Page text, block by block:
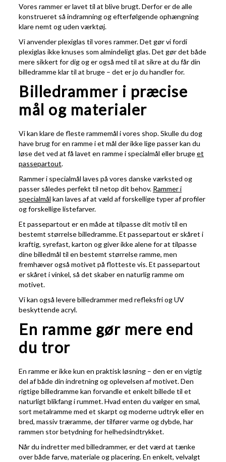
Vores rammer er lavet til at blive brugt. Derfor er de alle
konstrueret så indramning og efterfølgende ophængning
klare nemt og uden værktøj.
Vi anvender plexiglas til vores rammer. Det gør vi fordi
plexiglas ikke knuses som almindeligt glas. Det gør det både
mere sikkert for dig og er også med til at sikre at du får din
billedramme klar til at bruge – det er jo du handler for.
Billedrammer i præcise
mål og materialer
Vi kan klare de fleste rammemål i vores shop. Skulle du dog
have brug for en ramme i et mål der ikke lige passer kan du
løse det ved at få lavet en ramme i specialmål eller brugeet
passepartout.
Rammer i specialmål laves på vores danske værksted og
passer således perfekt til netop dit behov. Rammer i
specialmål kan laves af at væld af forskellige typer af profiler
og forskellige listefarver.
Et passepartout er en måde at tilpasse dit motiv til en
bestemt størrelse billedramme. Et passepartout er skåret i
kraftig, syrefast, karton og giver ikke alene for at tilpasse
dine billedmål til en bestemt størrelse ramme, men
fremhæver også motivet på flotteste vis. Et passepartout
er skåret i vinkel, så det skaber en naturlig ramme om
motivet.
Vi kan også levere billedrammer med refleksfri og UV
beskyttende acryl.
En ramme gør mere end
du tror
En ramme er ikke kun en praktisk løsning – den er en vigtig
del af både din indretning og oplevelsen af motivet. Den
rigtige billedramme kan forvandle et enkelt billede til et
naturligt blikfang i rummet. Hvad enten du vælger en smal,
sort metalramme med et skarpt og moderne udtryk eller en
bred, massiv træramme, der tilfører varme og dybde, har
rammen stor betydning for helhedsindtrykket.
Når du indretter med billedrammer, er det værd at tænke
over både farve, materiale og placering. En enkelt, velvalgt